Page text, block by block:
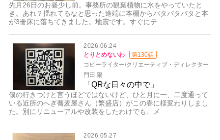
先月26日のお昼少し前。事務所の観葉植物に水をやっていたと
き。あれ？揺れてるなと思った途端に本棚からバタバタバタと本
が3冊床に落ちてきました。地震です。すぐにテ
2026.06.24
とりとめないわ
第130話
コピーライター/クリエーティブ・ディレクター
門田 陽
「QRな日々の中で」
僕の行きつけと言うほどではないけど、ひと月に一、二度通って
いる近所のへぎ蕎麦屋さん（繁盛店）がこの春に様変わりしまし
た。別にリニューアルや改装をしたわけでも、メ
2026.05.27